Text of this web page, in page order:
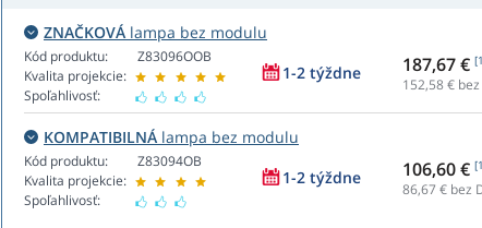
ZNAČKOVÁ lampa bez modulu
Kód produktu:
Kvalita projekcie:
Spoľahlivosť:
Z83096OOB
1-2 týždne 187,67 €
152,58€ bez
KOMPATIBILNÁ lampa bez modulu
Kód produktu:
Kvalita projekcie:
Spoľahlivosť:
Z83094OB
1-2 týždne 106,60 €
86,67 € bez